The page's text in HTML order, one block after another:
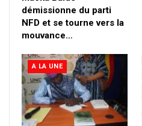
démissionne du parti
NFD et se tourne vers la
mouvance…
A LA UNE